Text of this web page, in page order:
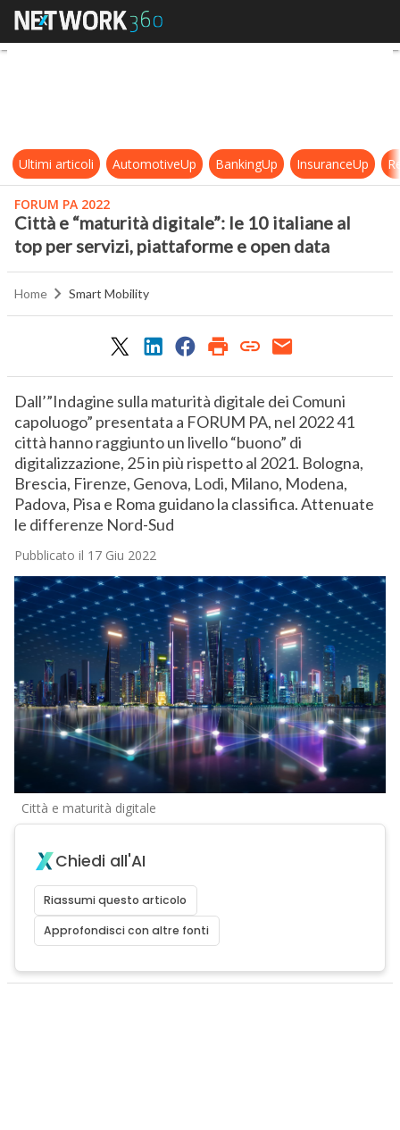
Città e “maturità digitale”: le 10
Ultimi articoli AutomotiveUp BankingUp InsuranceUp
FORUM PA 2022
Città e “maturità digitale”: le 10 italiane al
top per servizi, piattaforme e open data
Home Smart Mobility
Dall’”Indagine sulla maturità digitale dei Comuni
capoluogo” presentata a FORUM PA, nel 2022 41
città hanno raggiunto un livello “buono” di
digitalizzazione, 25 in più rispetto al 2021. Bologna,
Brescia, Firenze, Genova, Lodi, Milano, Modena,
Padova, Pisa e Roma guidano la classifica. Attenuate
le differenze Nord-Sud
Pubblicato il 17 Giu 2022
Città e maturità digitale
Chiedi all'AI
Riassumi questo articolo
Approfondisci con altre fonti